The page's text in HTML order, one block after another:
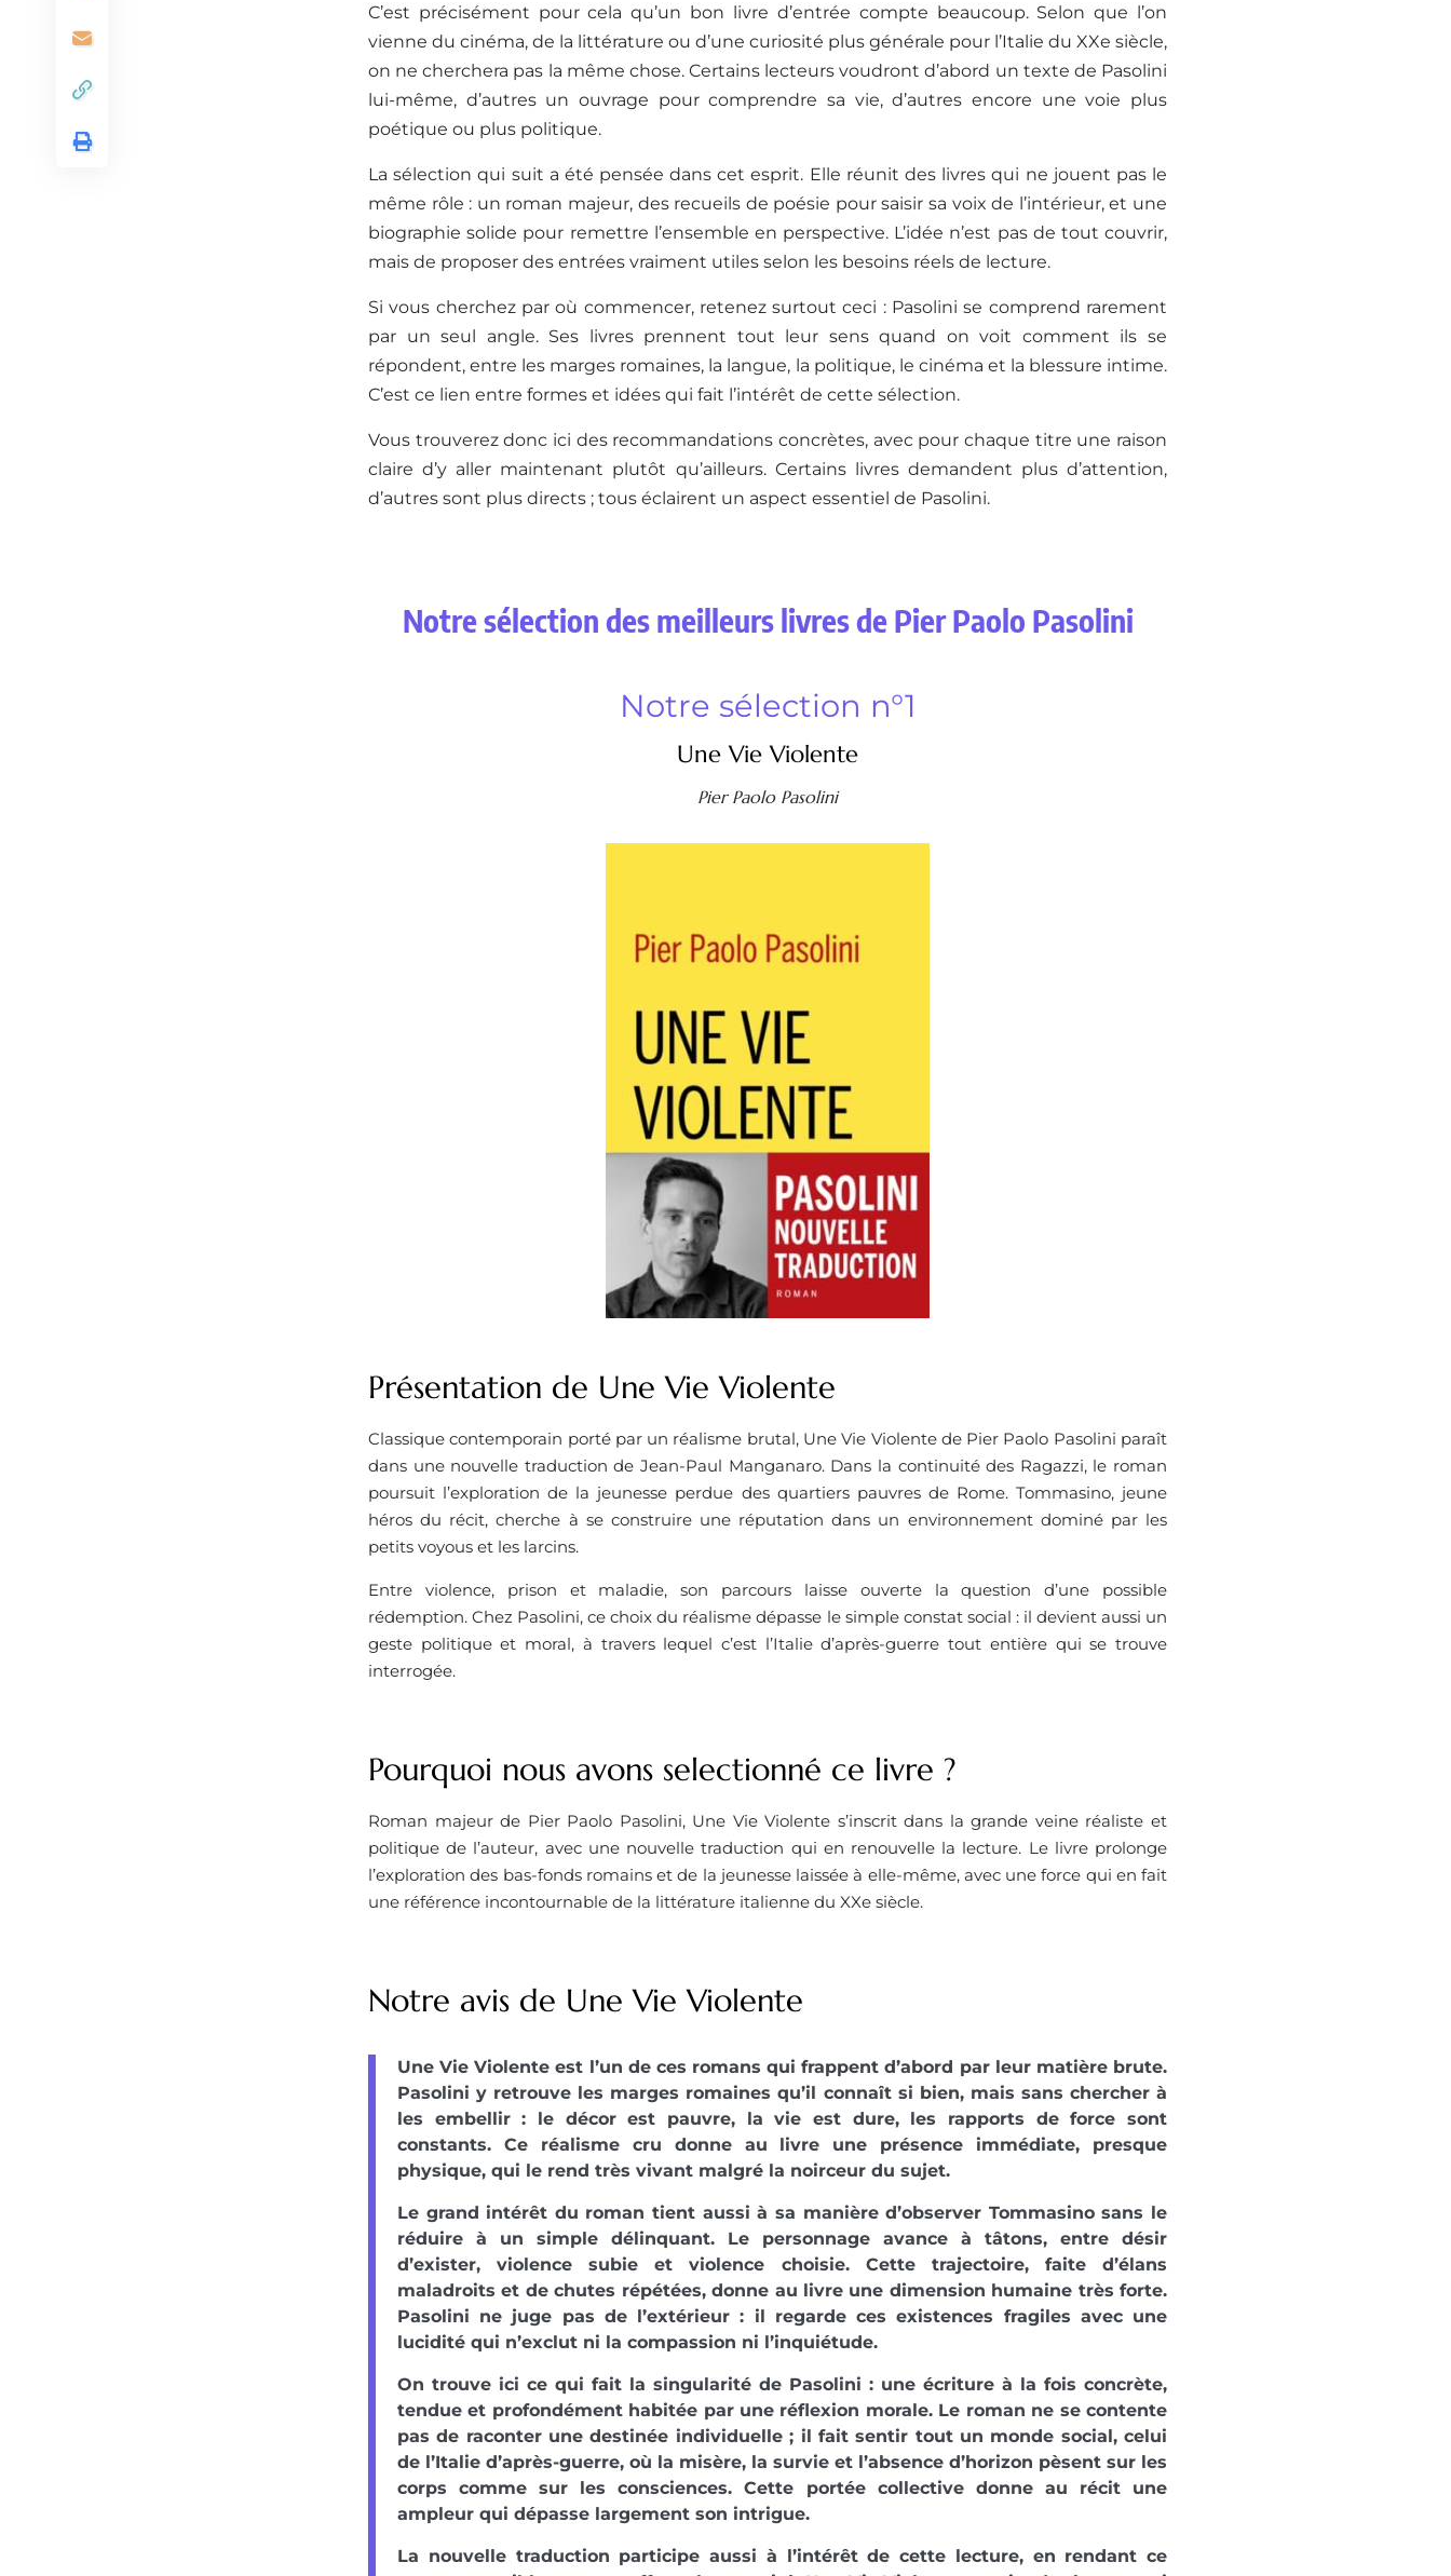
C’est précisément pour cela qu’un bon livre d’entrée compte beaucoup. Selon que l’on
vienne du cinéma, de la littérature ou d’une curiosité plus générale pour l’Italie du XXe siècle,
on ne cherchera pas la même chose. Certains lecteurs voudront d’abord un texte de Pasolini
lui-même, d’autres un ouvrage pour comprendre sa vie, d’autres encore une voie plus
poétique ou plus politique.
La sélection qui suit a été pensée dans cet esprit. Elle réunit des livres qui ne jouent pas le
même rôle : un roman majeur, des recueils de poésie pour saisir sa voix de l’intérieur, et une
biographie solide pour remettre l’ensemble en perspective. L’idée n’est pas de tout couvrir,
mais de proposer des entrées vraiment utiles selon les besoins réels de lecture.
Si vous cherchez par où commencer, retenez surtout ceci : Pasolini se comprend rarement
par un seul angle. Ses livres prennent tout leur sens quand on voit comment ils se
répondent, entre les marges romaines, la langue, la politique, le cinéma et la blessure intime.
C’est ce lien entre formes et idées qui fait l’intérêt de cette sélection.
Vous trouverez donc ici des recommandations concrètes, avec pour chaque titre une raison
claire d’y aller maintenant plutôt qu’ailleurs. Certains livres demandent plus d’attention,
d’autres sont plus directs ; tous éclairent un aspect essentiel de Pasolini.
Notre sélection des meilleurs livres de Pier Paolo Pasolini
Notre sélection n°1
Une Vie Violente
Pier Paolo Pasolini
Présentation de Une Vie Violente
Classique contemporain porté par un réalisme brutal, Une Vie Violente de Pier Paolo Pasolini paraît
dans une nouvelle traduction de Jean-Paul Manganaro. Dans la continuité des Ragazzi, le roman
poursuit l’exploration de la jeunesse perdue des quartiers pauvres de Rome. Tommasino, jeune
héros du récit, cherche à se construire une réputation dans un environnement dominé par les
petits voyous et les larcins.
Entre violence, prison et maladie, son parcours laisse ouverte la question d’une possible
rédemption. Chez Pasolini, ce choix du réalisme dépasse le simple constat social : il devient aussi un
geste politique et moral, à travers lequel c’est l’Italie d’après-guerre tout entière qui se trouve
interrogée.
Pourquoi nous avons selectionné ce livre ?
Roman majeur de Pier Paolo Pasolini, Une Vie Violente s’inscrit dans la grande veine réaliste et
politique de l’auteur, avec une nouvelle traduction qui en renouvelle la lecture. Le livre prolonge
l’exploration des bas-fonds romains et de la jeunesse laissée à elle-même, avec une force qui en fait
une référence incontournable de la littérature italienne du XXe siècle.
Notre avis de Une Vie Violente
Une Vie Violente est l’un de ces romans qui frappent d’abord par leur matière brute.
Pasolini y retrouve les marges romaines qu’il connaît si bien, mais sans chercher à
les embellir : le décor est pauvre, la vie est dure, les rapports de force sont
constants. Ce réalisme cru donne au livre une présence immédiate, presque
physique, qui le rend très vivant malgré la noirceur du sujet.
Le grand intérêt du roman tient aussi à sa manière d’observer Tommasino sans le
réduire à un simple délinquant. Le personnage avance à tâtons, entre désir
d’exister, violence subie et violence choisie. Cette trajectoire, faite d’élans
maladroits et de chutes répétées, donne au livre une dimension humaine très forte.
Pasolini ne juge pas de l’extérieur : il regarde ces existences fragiles avec une
lucidité qui n’exclut ni la compassion ni l’inquiétude.
On trouve ici ce qui fait la singularité de Pasolini : une écriture à la fois concrète,
tendue et profondément habitée par une réflexion morale. Le roman ne se contente
pas de raconter une destinée individuelle ; il fait sentir tout un monde social, celui
de l’Italie d’après-guerre, où la misère, la survie et l’absence d’horizon pèsent sur les
corps comme sur les consciences. Cette portée collective donne au récit une
ampleur qui dépasse largement son intrigue.
La nouvelle traduction participe aussi à l’intérêt de cette lecture, en rendant ce